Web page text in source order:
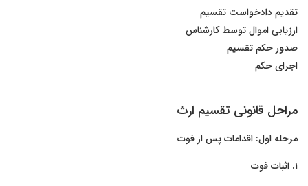
تقدیم دادخواست تقسیم
ارزیابی اموال توسط کارشناس
صدور حکم تقسیم
اجرای حکم
مراحل قانونی تقسیم ارث
مرحله اول: اقدامات پس از فوت
۱. اثبات فوت